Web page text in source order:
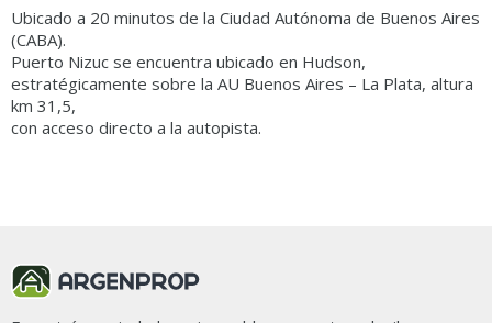
Ubicado a 20 minutos de la Ciudad Autónoma de Buenos Aires
(CABA).
Puerto Nizuc se encuentra ubicado en Hudson,
estratégicamente sobre la AU Buenos Aires – La Plata, altura
km 31,5,
con acceso directo a la autopista.
58 propiedades en Puerto Nizuc